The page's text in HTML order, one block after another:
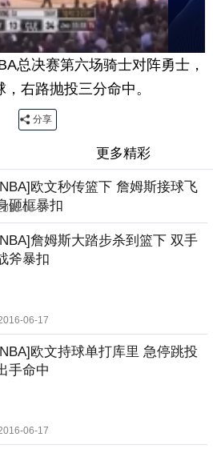
总决赛第六场骑士对阵勇士，
右路抛投三分命中。
分享
更多精彩
欧文秒传篮下 詹姆斯接球飞
砸框暴扣
06-17
詹姆斯大踏步杀到篮下 双手
斧暴扣
06-17
欧文持球单打库里 急停跳投
手命中
06-17